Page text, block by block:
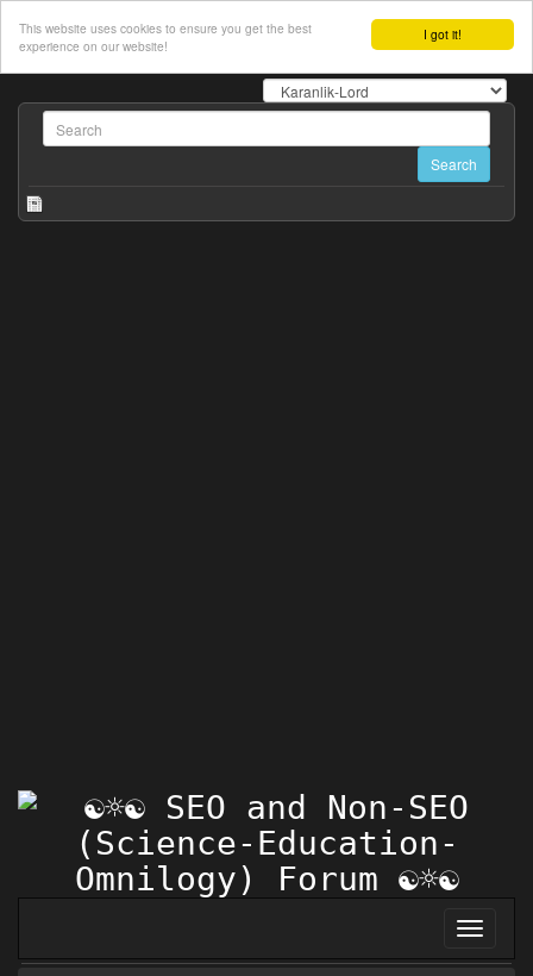
I got it!
This website uses cookies to ensure you get the best
experience on our website!